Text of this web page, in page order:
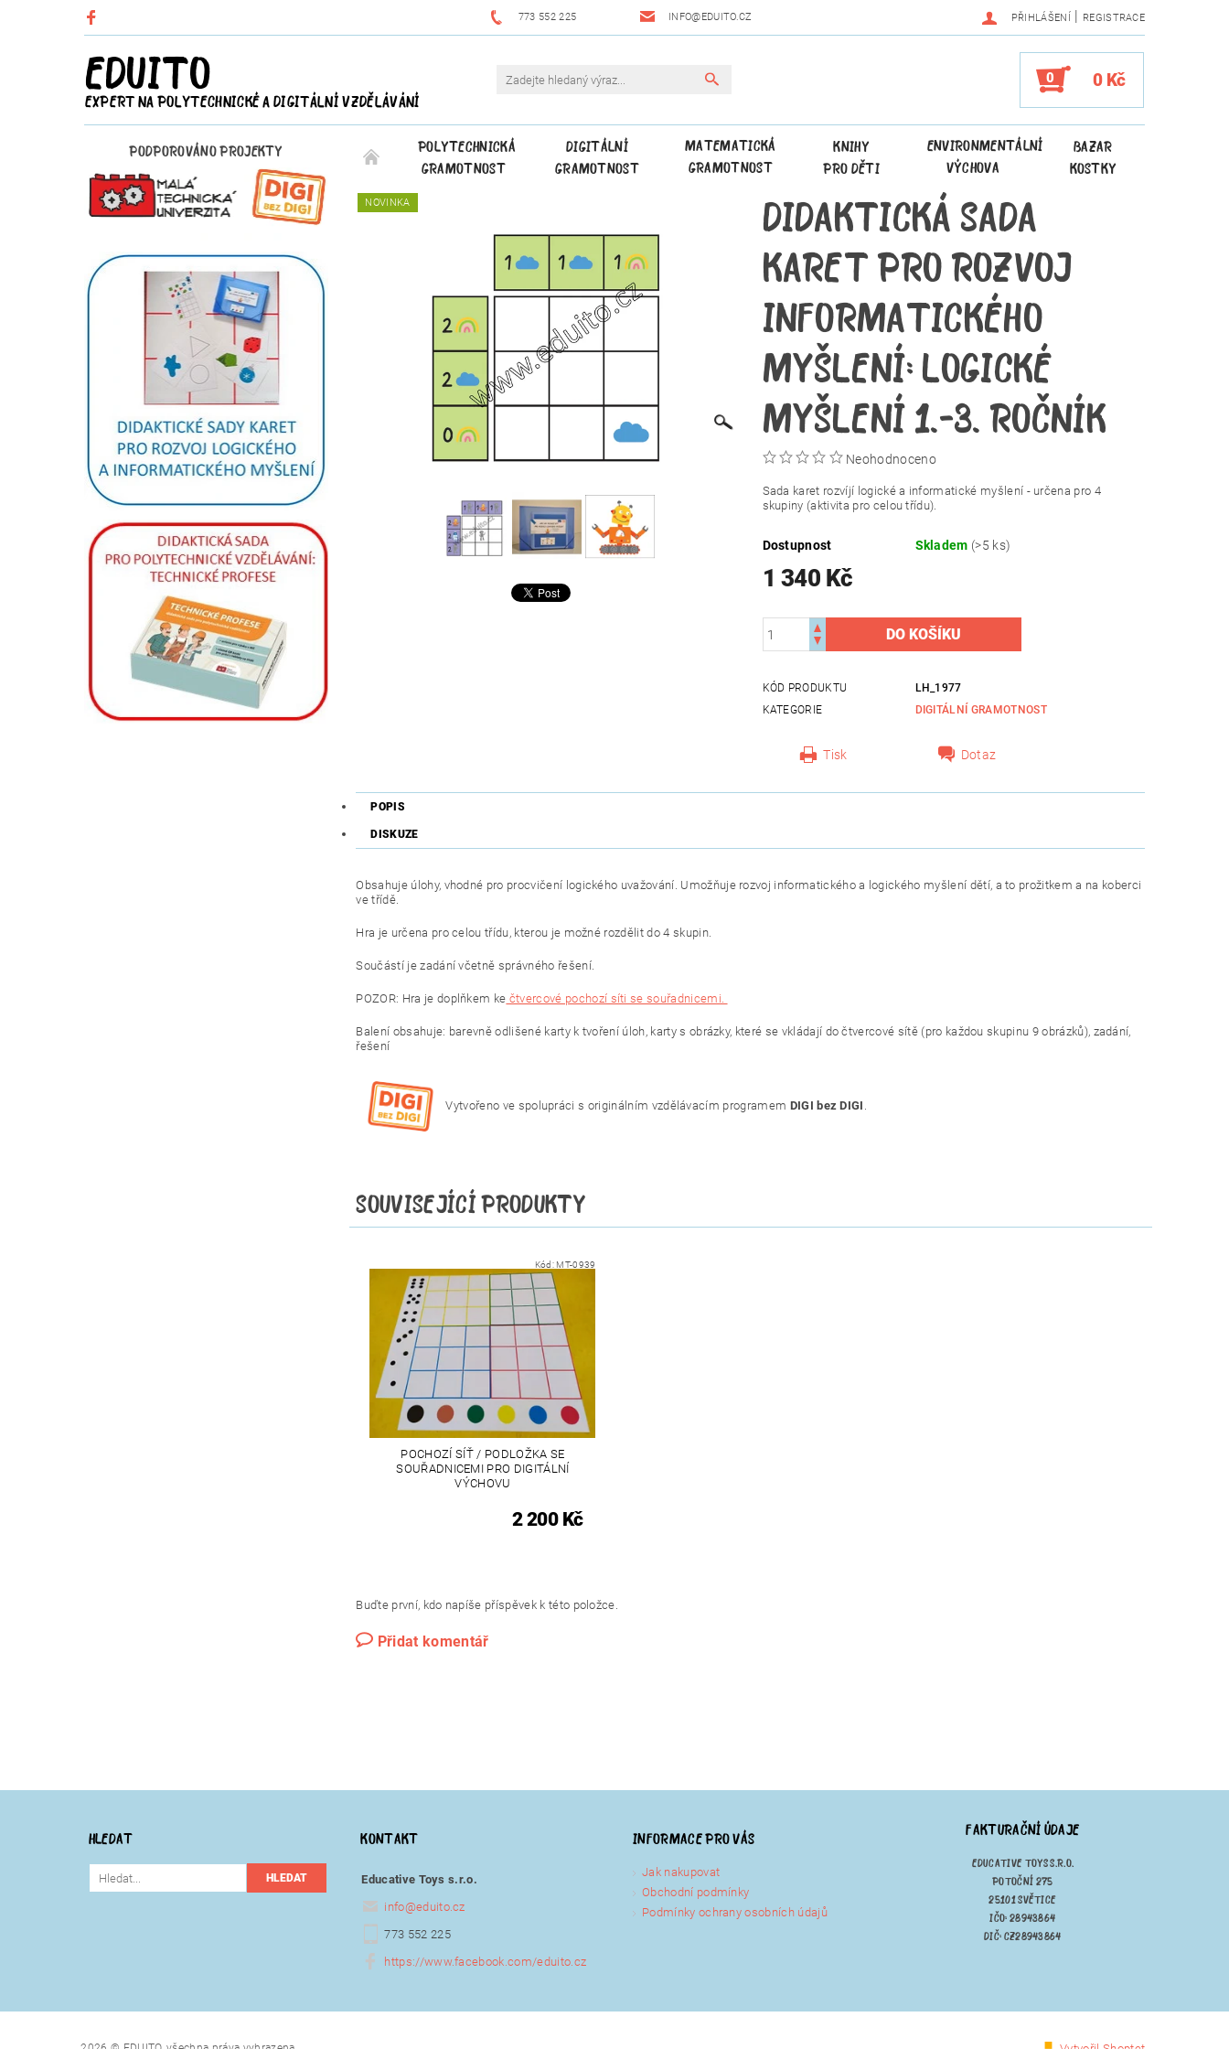
773 552 225 INFO@EDUITO.CZ PŘIHLÁŠENÍ | REGISTRACE
EDUITO
EXPERT NA POLYTECHNICKÉ A DIGITÁLNÍ VZDĚLÁVÁNÍ
0 0 Kč
POLYTECHNICKÁ
GRAMOTNOST
DIGITÁLNÍ
GRAMOTNOST
MATEMATICKÁ
GRAMOTNOST
KNIHY
PRO DĚTI
ENVIRONMENTÁLNÍ
VÝCHOVA
BAZAR
KOSTKY
PODPOROVÁNO PROJEKTY
NOVINKA
DIDAKTICKÁ SADA
KARET PRO ROZVOJ
INFORMATICKÉHO
MYŠLENÍ: LOGICKÉ
MYŠLENÍ 1.-3. ROČNÍK
Neohodnoceno
Sada karet rozvíjí logické a informatické myšlení - určena pro 4
skupiny (aktivita pro celou třídu).
Dostupnost Skladem (>5 ks)
1 340 Kč
KÓD PRODUKTU
LH_1977
KATEGORIE
DIGITÁLNÍ GRAMOTNOST
Tisk Dotaz
POPIS
DISKUZE
Obsahuje úlohy, vhodné pro procvičení logického uvažování. Umožňuje rozvoj informatického a logického myšlení dětí, a to prožitkem a na koberci
ve třídě.
Hra je určena pro celou třídu, kterou je možné rozdělit do 4 skupin.
Součástí je zadání včetně správného řešení.
POZOR: Hra je doplňkem ke čtvercové pochozí síti se souřadnicemi.
Balení obsahuje: barevně odlišené karty k tvoření úloh, karty s obrázky, které se vkládají do čtvercové sítě (pro každou skupinu 9 obrázků), zadání,
řešení
Vytvořeno ve spolupráci s originálním vzdělávacím programem DIGI bez DIGI
SOUVISEJÍCÍ PRODUKTY
Kód: MT-0939
POCHOZÍ SÍŤ / PODLOŽKA SE
SOUŘADNICEMI PRO DIGITÁLNÍ
VÝCHOVU
2 200 Kč
Buďte první, kdo napíše příspěvek k této položce.
Přidat komentář
HLEDAT KONTAKT
Educative Toys s.r.o.
info@eduito.cz
773 552 225
https://www.facebook.com/eduito.cz
INFORMACE PRO VÁS
Jak nakupovat
Obchodní podmínky
Podmínky ochrany osobních údajů
FAKTURAČNÍ ÚDAJE
EDUCATIVE TOYS S.R.O.
POTOČNÍ 275
25101 SVĚTICE
IČO: 28943864
DIČ: CZ28943864